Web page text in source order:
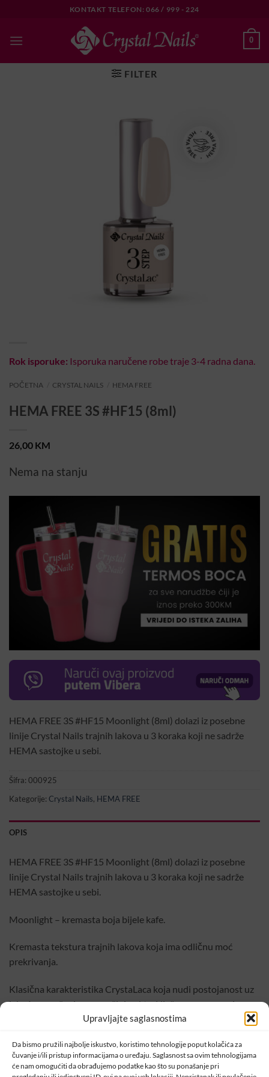
Upravljajte saglasnostima
Da bismo pružili najbolje iskustvo, koristimo tehnologije poput kolačića za
čuvanje i/ili pristup informacijama o uređaju. Saglasnost sa ovim tehnologijama
će nam omogućiti da obrađujemo podatke kao što su ponašanje pri
content
KONTAKT TELEFON: 066 / 999 - 224
0
FILTER
Rok isporuke: Isporuka naručene robe traje 3-4 radna dana.
POČETNA CRYSTAL NAILS HEMA FREE
HEMA FREE 3S #HF15 (8ml)
26,00 KM
Nema na stanju
HEMA FREE 3S #HF15 Moonlight (8ml) dolazi iz posebne
linije Crystal Nails trajnih lakova u 3 koraka koji ne sadrže
HEMA sastojke u sebi.
Šifra: 000925
Kategorije: Crystal Nails, HEMA FREE
OPIS
HEMA FREE 3S #HF15 Moonlight (8ml) dolazi iz posebne
linije Crystal Nails trajnih lakova u 3 koraka koji ne sadrže
HEMA sastojke u sebi.
Moonlight – kremasta boja bijele kafe.
Kremasta tekstura trajnih lakova koja ima odličnu moć
prekrivanja.
Klasična karakteristika CrystaLaca koja nudi postojanost uz
lakoću nanošenjana površini nokta. Nježno se razmazuje.
Zbog svoje pigmentacije i neodoljive, prilagođene četkice
Trajanje ovih lakova je do 4 sedmice.